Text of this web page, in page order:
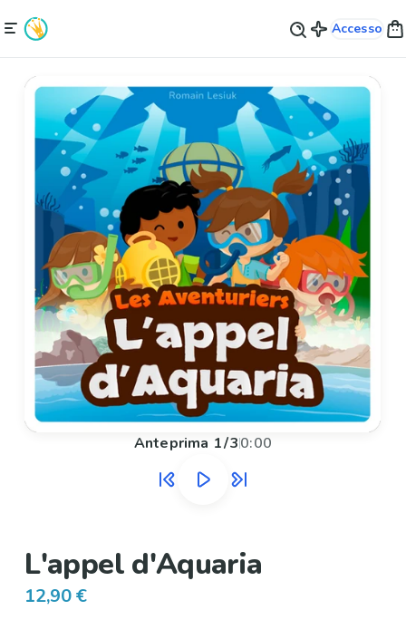
Accesso
Anteprima 1/30:00
L'appel d'Aquaria
12,90 €